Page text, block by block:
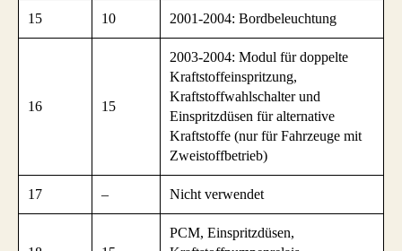
15 10 2001-2004: Bordbeleuchtung
16 15
2003-2004: Modul für doppelte
Kraftstoffeinspritzung,
Kraftstoffwahlschalter und
Einspritzdüsen für alternative
Kraftstoffe (nur für Fahrzeuge mit
Zweistoffbetrieb)
17 – Nicht verwendet
PCM, Einspritzdüsen,